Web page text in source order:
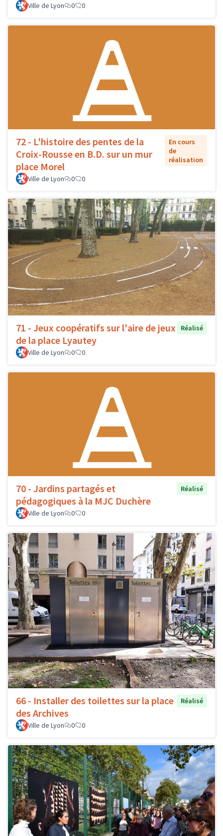
Ville de Lyon 0 0
72 - L'histoire des pentes de la
Croix-Rousse en B.D. sur un mur
place Morel
En cours
de
réalisation
Ville de Lyon 0 0
71 - Jeux coopératifs sur l'aire de jeux
de la place Lyautey
Réalisé
Ville de Lyon 0 0
70 - Jardins partagés et
pédagogiques à la MJC Duchère
Réalisé
Ville de Lyon 0 0
66 - Installer des toilettes sur la place
des Archives
Réalisé
Ville de Lyon 0 0